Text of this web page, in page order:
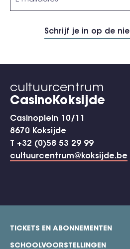
cultuurcentrum
CasinoKoksijde
Casinoplein 10/11
8670 Koksijde
T +32 (0)58 53 29 99
cultuurcentrum@koksijde.be
footer
TICKETS EN ABONNEMENTEN
SCHOOLVOORSTELLINGEN